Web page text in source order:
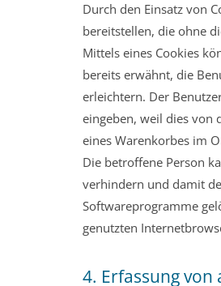
Durch den Einsatz von
bereitstellen, die ohne
Mittels eines Cookies
bereits erwähnt, die
erleichtern. Der
eingeben, weil dies von
eines Warenkorbes im
Die betroffene Person
verhindern und damit
Softwareprogramme
genutzten
4. Erfassung